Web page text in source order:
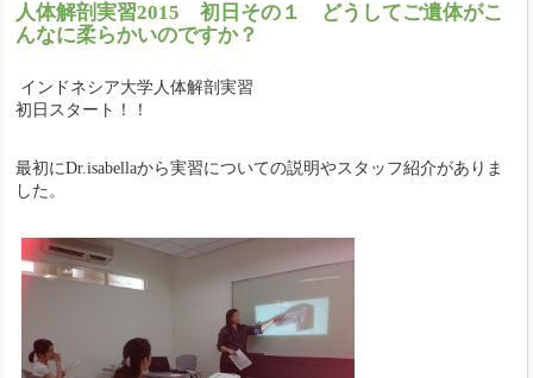
人体解剖実習2015 初日その１ どうしてご遺体がこ
んなに柔らかいのですか？
インドネシア大学人体解剖実習
初日スタート！！
最初にDr.isabellaから実習についての説明やスタッフ紹介がありま
した。